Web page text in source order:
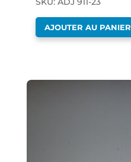
AJOUTER AU PANIER